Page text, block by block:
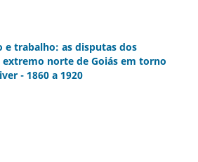
e trabalho: as disputas dos
norte de Goiás em torno
- 1860 a 1920